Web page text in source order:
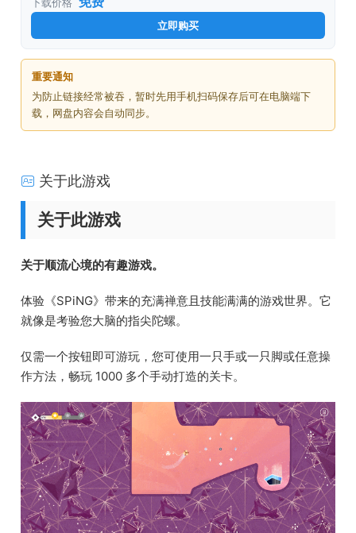
下载价格
立即购买
重要通知
为防止链接经常被吞，暂时先用手机扫码保存后可在电脑端下
载，网盘内容会自动同步。
关于此游戏
关于此游戏
关于顺流心境的有趣游戏。
体验《SPiNG》带来的充满禅意且技能满满的游戏世界。它
就像是考验您大脑的指尖陀螺。
仅需一个按钮即可游玩，您可使用一只手或一只脚或任意操
作方法，畅玩 1000 多个手动打造的关卡。